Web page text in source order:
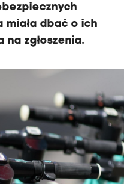
miała dbać o ich
na zgłoszenia.